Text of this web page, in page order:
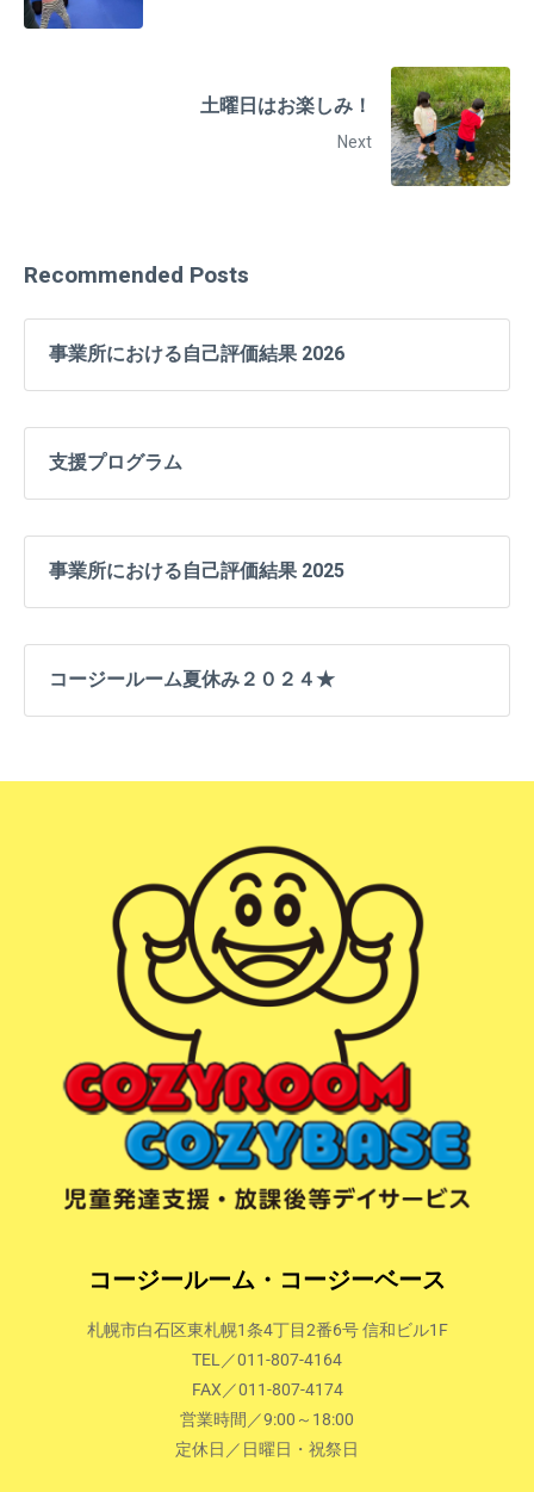
土曜日はお楽しみ！
Next
Recommended Posts
事業所における自己評価結果 2026
支援プログラム
事業所における自己評価結果 2025
コージールーム夏休み２０２４★
コージールーム・コージーベース
札幌市白石区東札幌1条4丁目2番6号 信和ビル1F
TEL／011-807-4164
FAX／011-807-4174
営業時間／9:00～18:00
定休日／日曜日・祝祭日